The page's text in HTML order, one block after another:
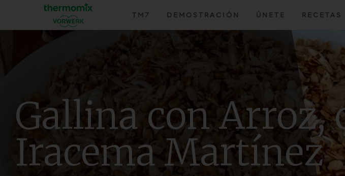
TM7 DEMOSTRACIÓN ÚNETE RECETAS
Gallina con Arroz,
Iracema Martínez